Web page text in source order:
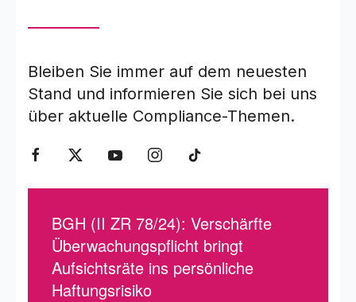
Bleiben Sie immer auf dem neuesten
Stand und informieren Sie sich bei uns
über aktuelle Compliance-Themen.
BGH (II ZR 78/24): Verschärfte
Überwachungspflicht bringt
Aufsichtsräte ins persönliche
Haftungsrisiko